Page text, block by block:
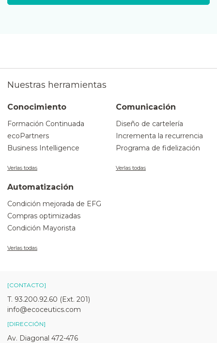
Nuestras herramientas
Conocimiento
Formación Continuada
ecoPartners
Business Intelligence
Verlas todas
Comunicación
Diseño de cartelería
Incrementa la recurrencia
Programa de fidelización
Verlas todas
Automatización
Condición mejorada de EFG
Compras optimizadas
Condición Mayorista
Verlas todas
[CONTACTO]
T. 93.200.92.60 (Ext. 201)
info@ecoceutics.com
[DIRECCIÓN]
Av. Diagonal 472-476